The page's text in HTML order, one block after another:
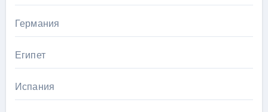
Германия
Египет
Испания